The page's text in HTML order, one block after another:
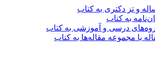
و تز دکتری به کتاب
به کتاب
درسی و آموزشی به کتاب
یا مجموعه مقاله‌ها به کتاب